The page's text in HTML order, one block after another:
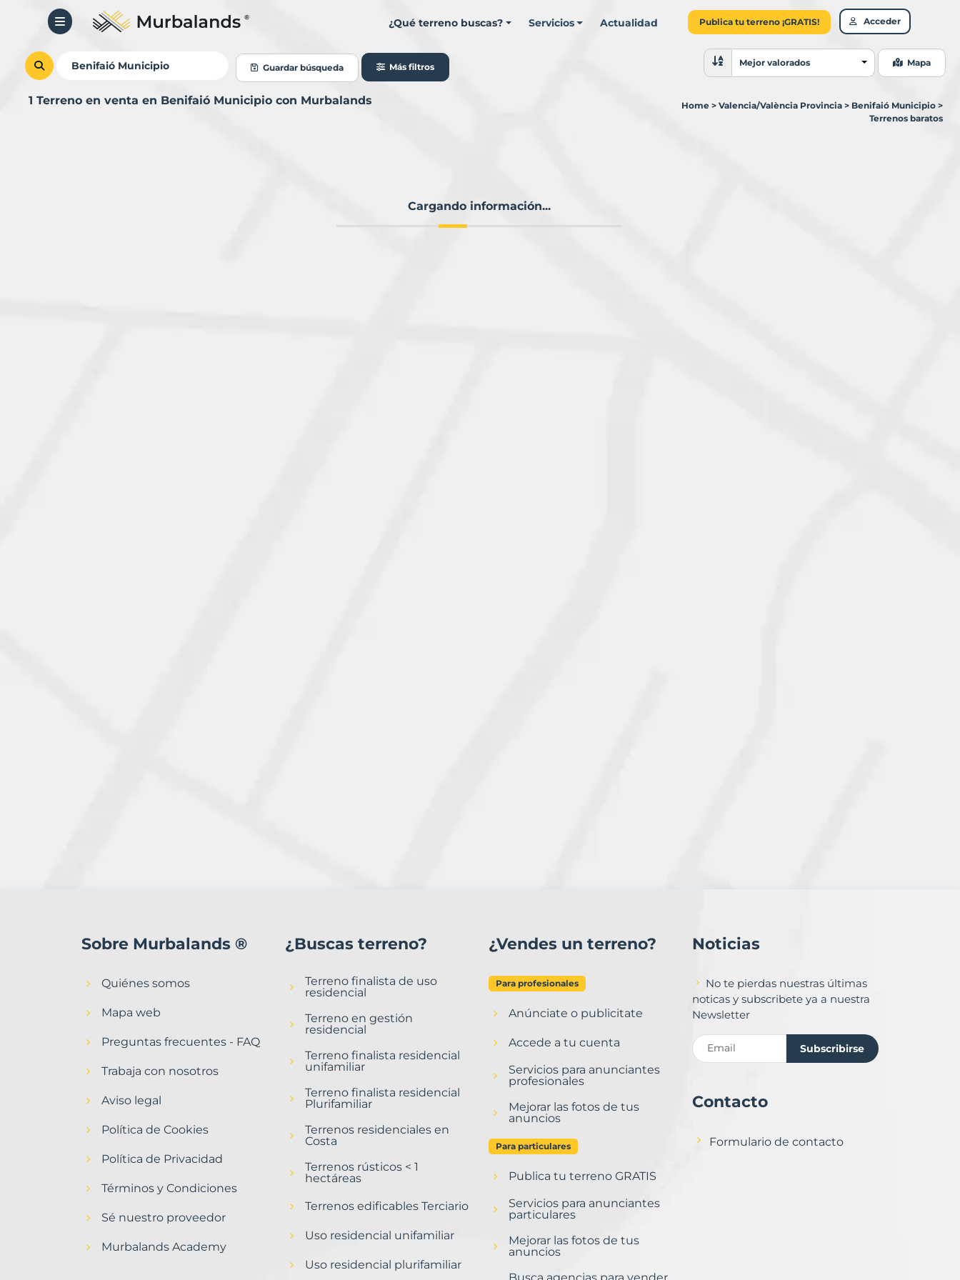
¿Qué terreno buscas? Servicios Actualidad Publica tu terreno ¡GRATIS! Acceder
Guardar búsqueda Más filtros
Ordenar resultados
Mejor valorados Mapa
1 Terreno en venta en Benifaió Municipio con Murbalands Home > Valencia/València Provincia > Benifaió Municipio >
Terrenos baratos
Cargando información...
Sobre Murbalands ®
Quiénes somos
Mapa web
Preguntas frecuentes - FAQ
Trabaja con nosotros
Aviso legal
Política de Cookies
Política de Privacidad
Términos y Condiciones
Sé nuestro proveedor
Murbalands Academy
¿Buscas terreno?
Terreno finalista de uso
residencial
Terreno en gestión
residencial
Terreno finalista residencial
unifamiliar
Terreno finalista residencial
Plurifamiliar
Terrenos residenciales en
Costa
Terrenos rústicos < 1
hectáreas
Terrenos edificables Terciario
Uso residencial unifamiliar
Uso residencial plurifamiliar
¿Vendes un terreno?
Para profesionales
Anúnciate o publicitate
Accede a tu cuenta
Servicios para anunciantes
profesionales
Mejorar las fotos de tus
anuncios
Para particulares
Publica tu terreno GRATIS
Servicios para anunciantes
particulares
Mejorar las fotos de tus
anuncios
Noticias
No te pierdas nuestras últimas
noticas y subscribete ya a nuestra
Newsletter
Subscribirse
Contacto
Formulario de contacto